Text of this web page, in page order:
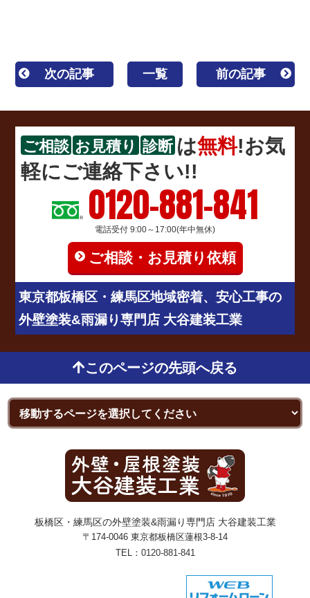
次の記事 一覧 前の記事
ご相談 お見積り 診断 は無料!お気
軽にご連絡下さい!!
0120-881-841
電話受付 9:00～17:00(年中無休)
ご相談・お見積り依頼
東京都板橋区・練馬区地域密着、安心工事の
外壁塗装&雨漏り専門店 大谷建装工業
このページの先頭へ戻る
板橋区・練馬区の外壁塗装&雨漏り専門店 大谷建装工業
〒174-0046 東京都板橋区蓮根3-8-14
TEL： 0120-881-841